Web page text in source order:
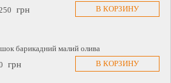
грн В КОРЗИНУ
барикадний малий олива
грн В КОРЗИНУ